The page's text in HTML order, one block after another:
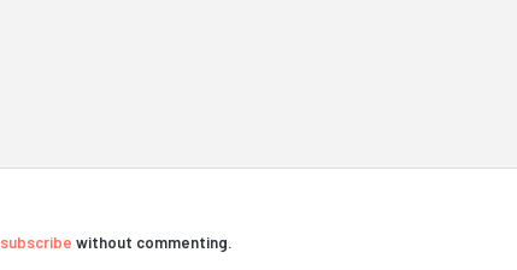
subscribe without commenting.